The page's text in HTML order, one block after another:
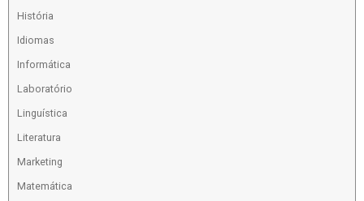
História
Idiomas
Informática
Laboratório
Linguística
Literatura
Marketing
Matemática